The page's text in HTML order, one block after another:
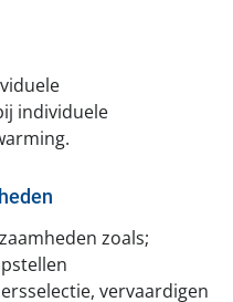
individuele
zoals;
vervaardigen